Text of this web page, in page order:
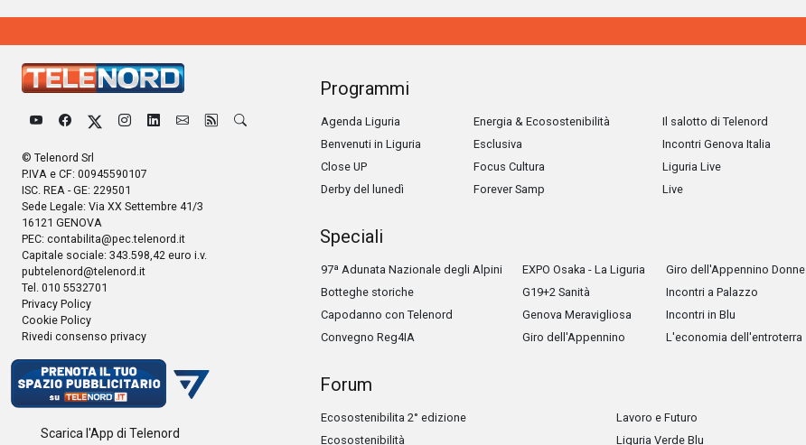
© Telenord Srl
P.IVA e CF: 00945590107
ISC. REA - GE: 229501
Sede Legale: Via XX Settembre 41/3
16121 GENOVA
PEC: contabilita@pec.telenord.it
Capitale sociale: 343.598,42 euro i.v.
pubtelenord@telenord.it
Tel. 010 5532701
Privacy Policy
Cookie Policy
Rivedi consenso privacy
Scarica l'App di Telenord
Programmi
Agenda Liguria
Benvenuti in Liguria
Close UP
Derby del lunedì
Energia & Ecosostenibilità
Esclusiva
Focus Cultura
Forever Samp
Il salotto di Telenord
Incontri Genova Italia
Liguria Live
Live
Speciali
97ª Adunata Nazionale degli Alpini
Botteghe storiche
Capodanno con Telenord
Convegno Reg4IA
EXPO Osaka - La Liguria
G19+2 Sanità
Genova Meravigliosa
Giro dell'Appennino
Giro dell'Appennino Donne
Incontri a Palazzo
Incontri in Blu
L'economia dell'entroterra
Forum
Ecosostenibilita 2° edizione
Ecosostenibilità
Lavoro e Futuro
Liguria Verde Blu